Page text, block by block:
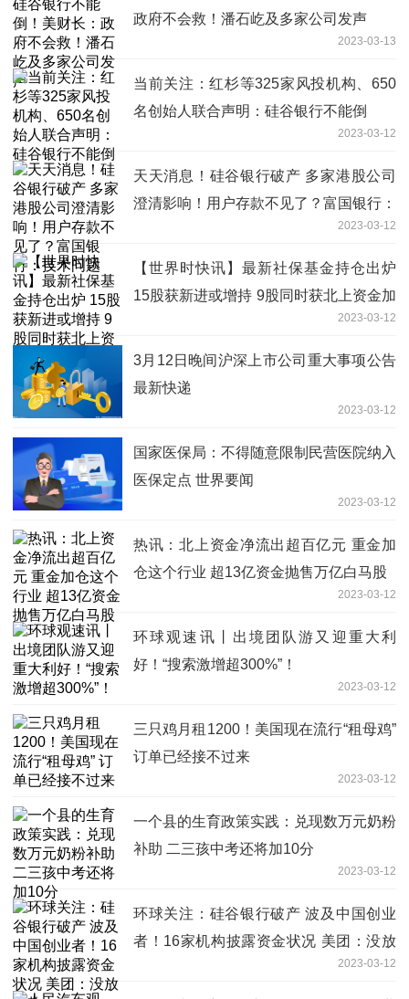
政府不会救！潘石屹及多家公司发声
2023-03-13
当前关注：红杉等325家风投机构、650
名创始人联合声明：硅谷银行不能倒
2023-03-12
天天消息！硅谷银行破产 多家港股公司
澄清影响！用户存款不见了？富国银行：
2023-03-12
【世界时快讯】最新社保基金持仓出炉
15股获新进或增持 9股同时获北上资金加
2023-03-12
3月12日晚间沪深上市公司重大事项公告
最新快递
2023-03-12
国家医保局：不得随意限制民营医院纳入
医保定点 世界要闻
2023-03-12
热讯：北上资金净流出超百亿元 重金加
仓这个行业 超13亿资金抛售万亿白马股
2023-03-12
环球观速讯丨出境团队游又迎重大利
好！“搜索激增超300%”！
2023-03-12
三只鸡月租1200！美国现在流行“租母鸡”
订单已经接不过来
2023-03-12
一个县的生育政策实践：兑现数万元奶粉
补助 二三孩中考还将加10分
2023-03-12
环球关注：硅谷银行破产 波及中国创业
者！16家机构披露资金状况 美团：没放
2023-03-12